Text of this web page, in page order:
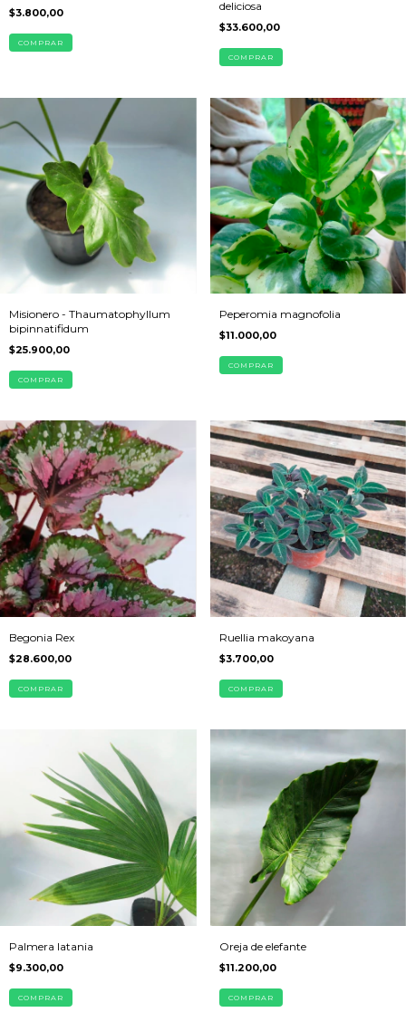
$3.800,00
COMPRAR
deliciosa
$33.600,00
COMPRAR
Misionero - Thaumatophyllum
bipinnatifidum
$25.900,00
COMPRAR
Peperomia magnofolia
$11.000,00
COMPRAR
Begonia Rex
$28.600,00
COMPRAR
Ruellia makoyana
$3.700,00
COMPRAR
Palmera latania
$9.300,00
COMPRAR
Oreja de elefante
$11.200,00
COMPRAR